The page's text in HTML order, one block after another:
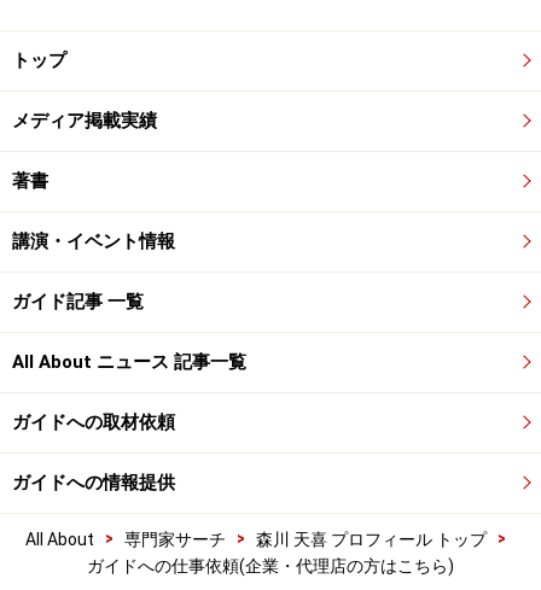
トップ
メディア掲載実績
著書
講演・イベント情報
ガイド記事 一覧
All About ニュース 記事一覧
ガイドへの取材依頼
ガイドへの情報提供
All About > 専門家サーチ > 森川 天喜 プロフィール トップ
>
ガイドへの仕事依頼(企業・代理店の方はこちら)